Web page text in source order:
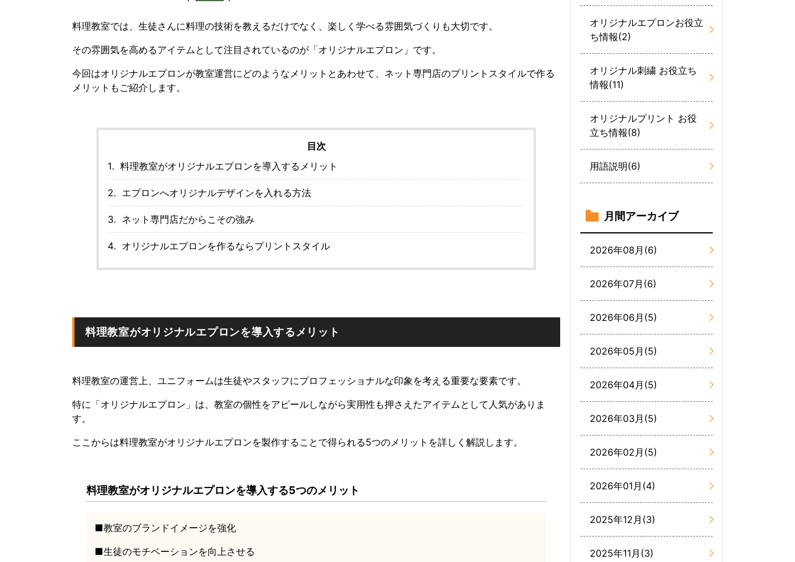
料理教室では、生徒さんに料理の技術を教えるだけでなく、楽しく学べる雰囲気づくりも大切です。
その雰囲気を高めるアイテムとして注目されているのが「オリジナルエプロン」です。
今回はオリジナルエプロンが教室運営にどのようなメリットとあわせて、ネット専門店のプリントスタイルで作る
メリットもご紹介します。
目次
料理教室がオリジナルエプロンを導入するメリット
エプロンへオリジナルデザインを入れる方法
ネット専門店だからこその強み
オリジナルエプロンを作るならプリントスタイル
料理教室がオリジナルエプロンを導入するメリット
料理教室の運営上、ユニフォームは生徒やスタッフにプロフェッショナルな印象を考える重要な要素です。
特に「オリジナルエプロン」は、教室の個性をアピールしながら実用性も押さえたアイテムとして人気がありま
す。
ここからは料理教室がオリジナルエプロンを製作することで得られる5つのメリットを詳しく解説します。
料理教室がオリジナルエプロンを導入する5つのメリット
■教室のブランドイメージを強化
■生徒のモチベーションを向上させる
オリジナルエプロンお役立
ち情報(2)
オリジナル刺繍 お役立ち
情報(11)
オリジナルプリント お役
立ち情報(8)
用語説明(6)
月間アーカイブ
2026年08月(6)
2026年07月(6)
2026年06月(5)
2026年05月(5)
2026年04月(5)
2026年03月(5)
2026年02月(5)
2026年01月(4)
2025年12月(3)
2025年11月(3)